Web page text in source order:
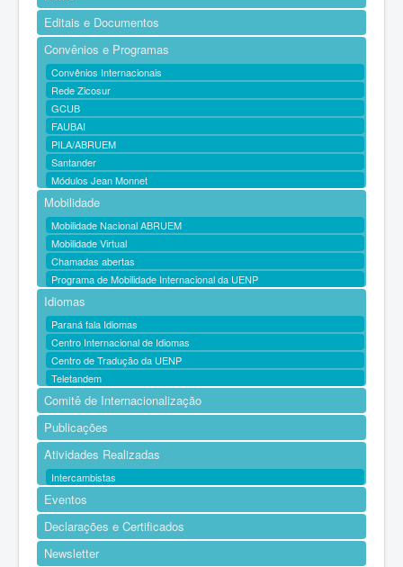
Editais e Documentos
Convênios e Programas
Convênios Internacionais
Rede Zicosur
GCUB
FAUBAI
PILA/ABRUEM
Santander
Módulos Jean Monnet
Mobilidade
Mobilidade Nacional ABRUEM
Mobilidade Virtual
Chamadas abertas
Programa de Mobilidade Internacional da UENP
Idiomas
Paraná fala Idiomas
Centro Internacional de Idiomas
Centro de Tradução da UENP
Teletandem
Comitê de Internacionalização
Publicações
Atividades Realizadas
Intercambistas
Eventos
Declarações e Certificados
Newsletter